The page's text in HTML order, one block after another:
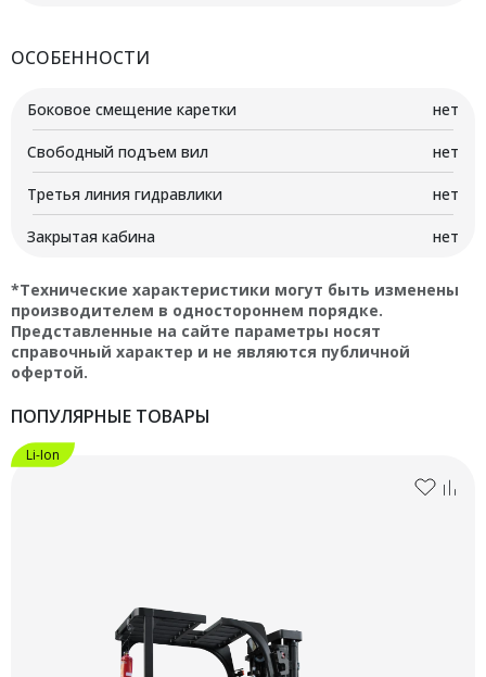
ОСОБЕННОСТИ
Боковое смещение каретки нет
Свободный подъем вил нет
Третья линия гидравлики нет
Закрытая кабина нет
*Технические характеристики могут быть изменены
производителем в одностороннем порядке.
Представленные на сайте параметры носят
справочный характер и не являются публичной
офертой.
ПОПУЛЯРНЫЕ ТОВАРЫ
Li-Ion